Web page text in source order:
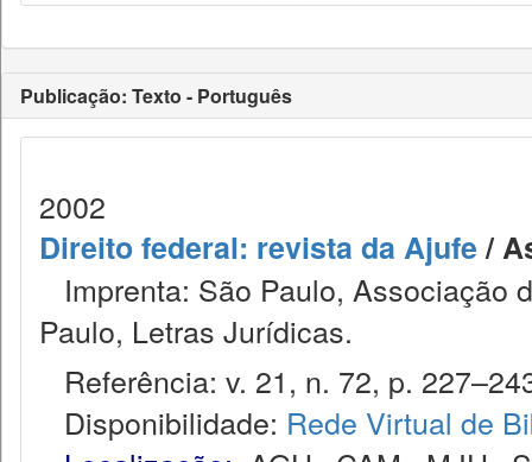
Publicação: Texto - Português
2002
Direito federal: revista da Ajufe/
Imprenta: São Paulo, Associação
Paulo, Letras Jurídicas.
Referência: v. 21, n. 72, p.
Disponibilidade: Rede Virtual de